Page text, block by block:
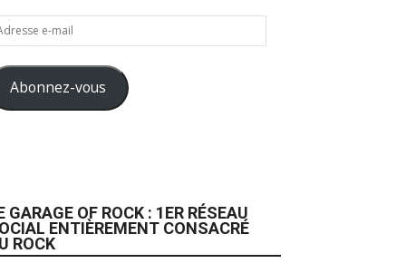
Abonnez-vous
GARAGE OF ROCK : 1ER RÉSEAU
ENTIÈREMENT CONSACRÉ
ROCK